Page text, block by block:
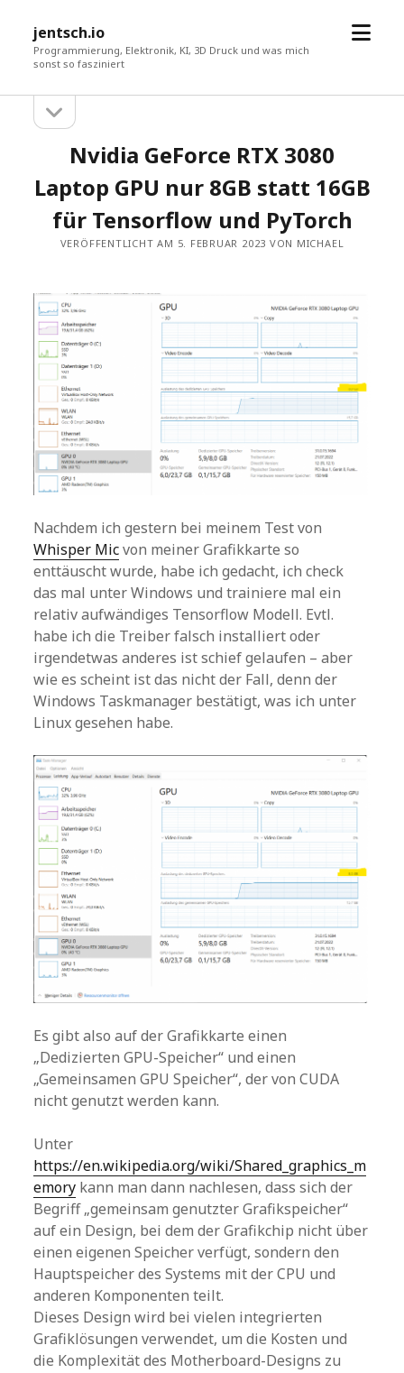
jentsch.io
Programmierung, Elektronik, KI, 3D Druck und was mich
sonst so fasziniert
Menü
Sidebaröffnen
Nvidia GeForce RTX 3080
Laptop GPU nur 8GB statt 16GB
für Tensorflow und PyTorch
VERÖFFENTLICHT AM 5. FEBRUAR 2023 VON MICHAEL
Nachdem ich gestern bei meinem Test von
Whisper Micvon meiner Grafikkarte so
enttäuscht wurde, habe ich gedacht, ich check
das mal unter Windows und trainiere mal ein
relativ aufwändiges Tensorflow Modell. Evtl.
habe ich die Treiber falsch installiert oder
irgendetwas anderes ist schief gelaufen – aber
wie es scheint ist das nicht der Fall, denn der
Windows Taskmanager bestätigt, was ich unter
Linux gesehen habe.
Es gibt also auf der Grafikkarte einen
„Dedizierten GPU-Speicher“ und einen
„Gemeinsamen GPU Speicher“, der von CUDA
nicht genutzt werden kann.
Unter
https://en.wikipedia.org/wiki/Shared_graphics_m
emory kann man dann nachlesen, dass sich der
Begriff „gemeinsam genutzter Grafikspeicher“
auf ein Design, bei dem der Grafikchip nicht über
einen eigenen Speicher verfügt, sondern den
Hauptspeicher des Systems mit der CPU und
anderen Komponenten teilt.
Dieses Design wird bei vielen integrierten
Grafiklösungen verwendet, um die Kosten und
die Komplexität des Motherboard-Designs zu